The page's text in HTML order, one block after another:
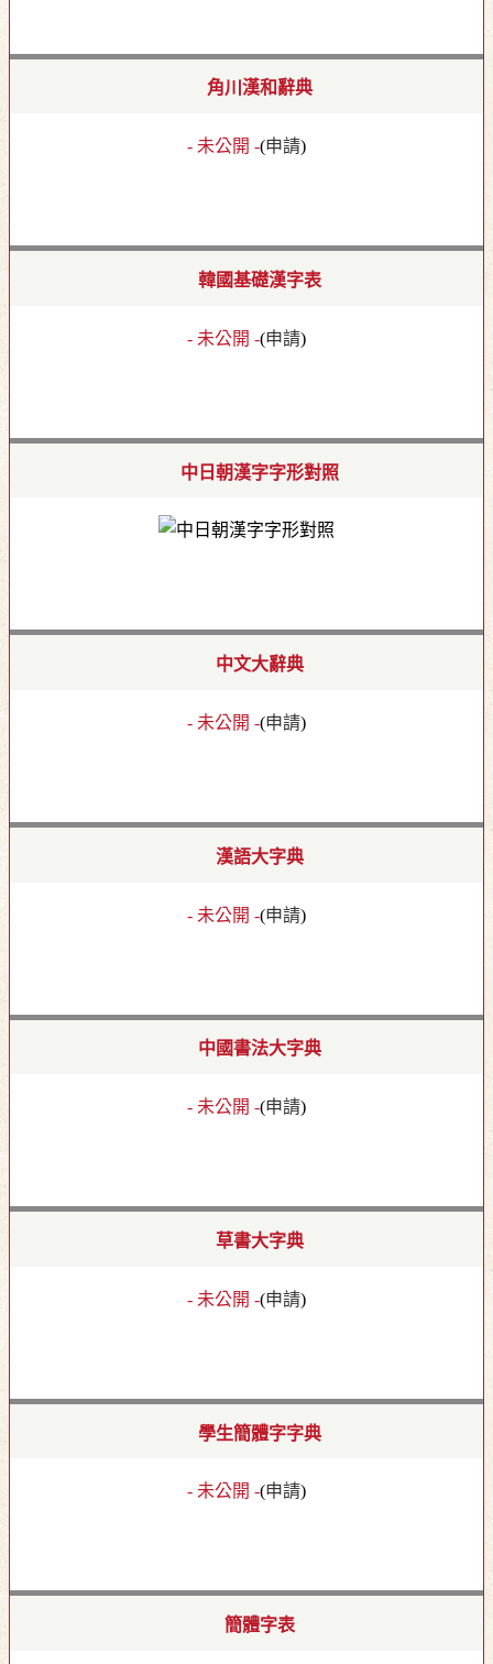
角川漢和辭典
- 未公開 -(申請)
韓國基礎漢字表
- 未公開 -(申請)
中日朝漢字字形對照
中文大辭典
- 未公開 -(申請)
漢語大字典
- 未公開 -(申請)
中國書法大字典
- 未公開 -(申請)
草書大字典
- 未公開 -(申請)
學生簡體字字典
- 未公開 -(申請)
簡體字表